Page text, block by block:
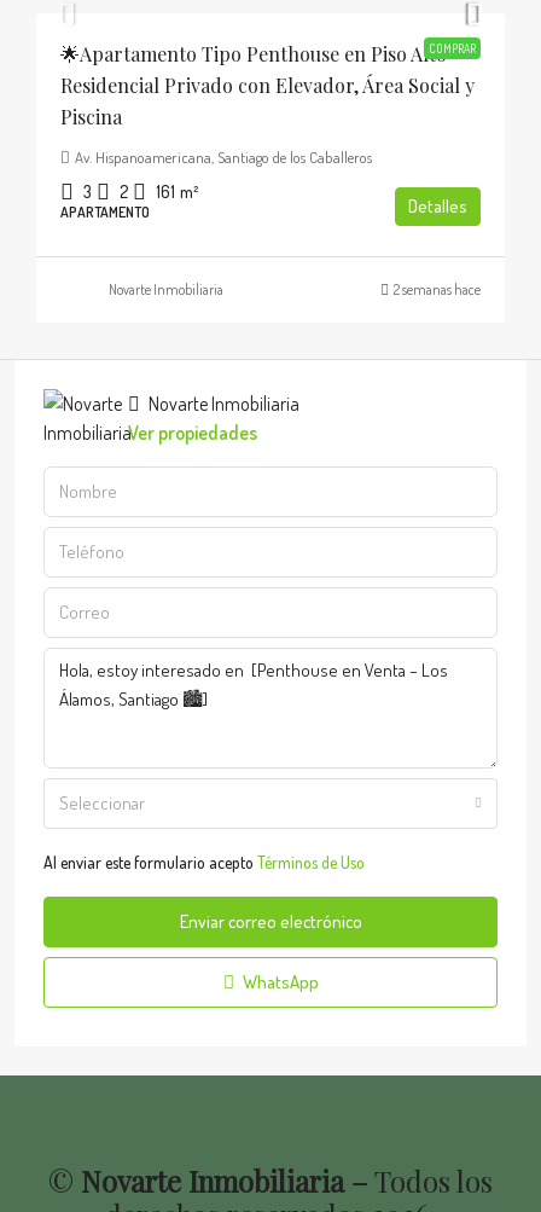
COMPRAR
🌟Apartamento Tipo Penthouse en Piso Alto
Residencial Privado con Elevador, Área Social y
Piscina
Av. Hispanoamericana, Santiago de los Caballeros
3 2 161 m²
APARTAMENTO Detalles
Novarte Inmobiliaria 2 semanas hace
Novarte Inmobiliaria
Ver propiedades
Seleccionar
Al enviar este formulario acepto Términos de Uso
Enviar correo electrónico
WhatsApp
© Novarte Inmobiliaria –Todos los